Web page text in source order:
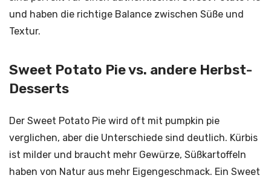
und haben die richtige Balance zwischen Süße und
Textur.
Sweet Potato Pie vs. andere Herbst-
Desserts
Der Sweet Potato Pie wird oft mit pumpkin pie
verglichen, aber die Unterschiede sind deutlich. Kürbis
ist milder und braucht mehr Gewürze, Süßkartoffeln
haben von Natur aus mehr Eigengeschmack. Ein Sweet